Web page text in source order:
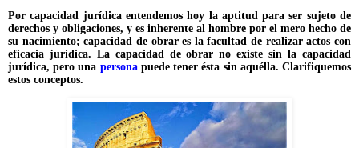
Por capacidad jurídica entendemos hoy la aptitud para ser sujeto de
derechos y obligaciones, y es inherente al hombre por el mero hecho de
su nacimiento; capacidad de obrar es la facultad de realizar actos con
eficacia jurídica. La capacidad de obrar no existe sin la capacidad
jurídica, pero una personapuede tener ésta sin aquélla. Clarifiquemos
estos conceptos.